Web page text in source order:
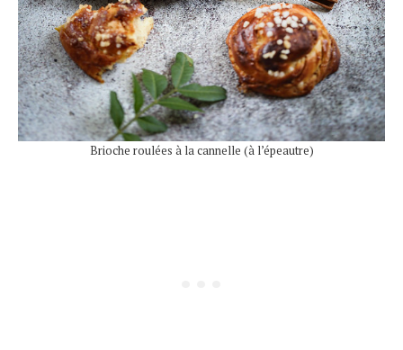
Brioche roulées à la cannelle (à l’épeautre)